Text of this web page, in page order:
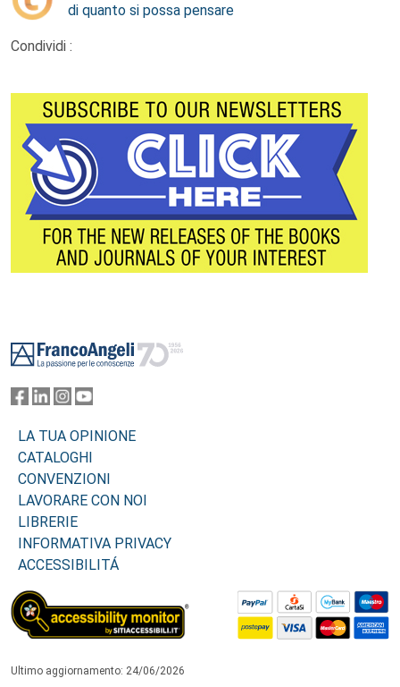
di quanto si possa pensare
Condividi :
LA TUA OPINIONE
CATALOGHI
CONVENZIONI
LAVORARE CON NOI
LIBRERIE
INFORMATIVA PRIVACY
ACCESSIBILITÁ
Ultimo aggiornamento: 24/06/2026